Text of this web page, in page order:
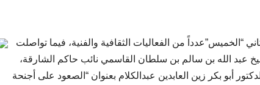
من الفعاليات الثقافية والفنية، فيما تواصلت
عبد الله بن سالم بن سلطان القاسمي نائب حاكم الشارقة،
أبو بكر زين العابدين عبدالكلام بعنوان “الصعود على أجنحة